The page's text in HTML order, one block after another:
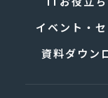
イベント・
資料ダウン